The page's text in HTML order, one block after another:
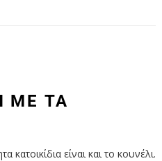
ΜΕ ΤΑ
κατοικίδια είναι και το κουνέλι.